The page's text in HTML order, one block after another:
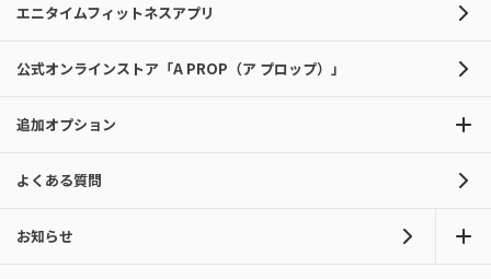
エニタイムフィットネスアプリ
公式オンラインストア「A PROP（ア プロップ）」
追加オプション
よくある質問
お知らせ